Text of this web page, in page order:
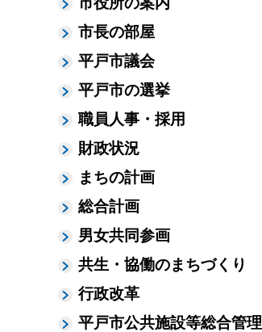
市長の部屋
平戸市議会
平戸市の選挙
職員人事・採用
財政状況
まちの計画
総合計画
男女共同参画
共生・協働のまちづくり
行政改革
平戸市公共施設等総合管理